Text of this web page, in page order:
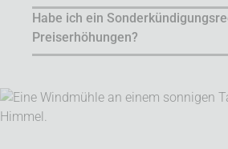
Habe ich ein
Preiserhöhungen?